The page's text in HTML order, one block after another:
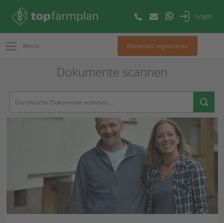
Login
Menü Kostenlos registrieren
Dokumente scannen